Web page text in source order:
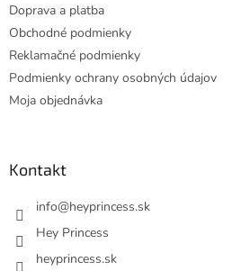
Doprava a platba
Obchodné podmienky
Reklamačné podmienky
Podmienky ochrany osobných údajov
Moja objednávka
Kontakt
info@heyprincess.sk
Hey Princess
heyprincess.sk